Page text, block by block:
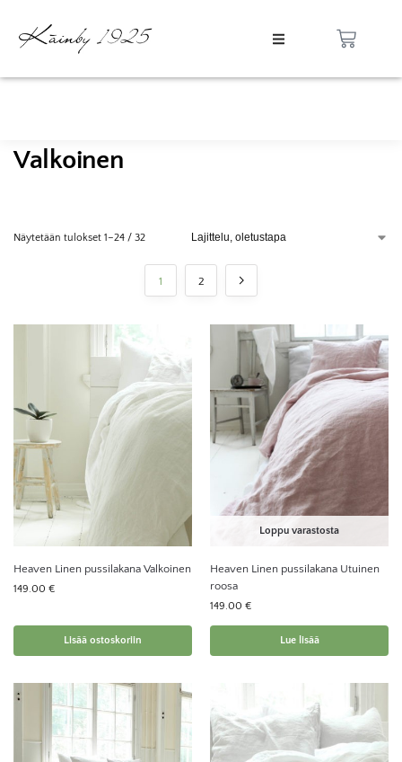
Valkoinen
Näytetään tulokset 1–24 / 32
1 2
Heaven Linen pussilakana Valkoinen
149.00 €
Lisää ostoskoriin
Loppu varastosta
Heaven Linen pussilakana Utuinen
roosa
149.00 €
Lue lisää